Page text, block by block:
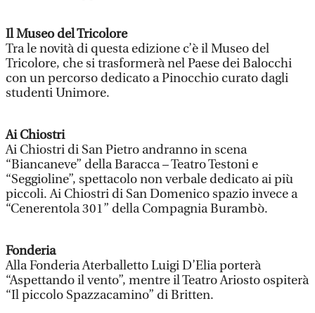
Il Museo del Tricolore
Tra le novità di questa edizione c’è il Museo del
Tricolore, che si trasformerà nel Paese dei Balocchi
con un percorso dedicato a Pinocchio curato dagli
studenti Unimore.
Ai Chiostri
Ai Chiostri di San Pietro andranno in scena
“Biancaneve” della Baracca – Teatro Testoni e
“Seggioline”, spettacolo non verbale dedicato ai più
piccoli. Ai Chiostri di San Domenico spazio invece a
“Cenerentola 301” della Compagnia Burambò.
Fonderia
Alla Fonderia Aterballetto Luigi D’Elia porterà
“Aspettando il vento”, mentre il Teatro Ariosto ospiterà
“Il piccolo Spazzacamino” di Britten.